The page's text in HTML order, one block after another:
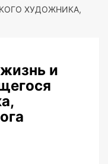
ХУДОЖНИКА,
и